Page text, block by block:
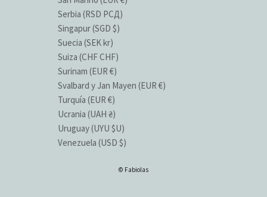
Serbia (RSD РСД)
Singapur (SGD $)
Suecia (SEK kr)
Suiza (CHF CHF)
Surinam (EUR €)
Svalbard y Jan Mayen (EUR €)
Turquía (EUR €)
Ucrania (UAH ₴)
Uruguay (UYU $U)
Venezuela (USD $)
© Fabiolas